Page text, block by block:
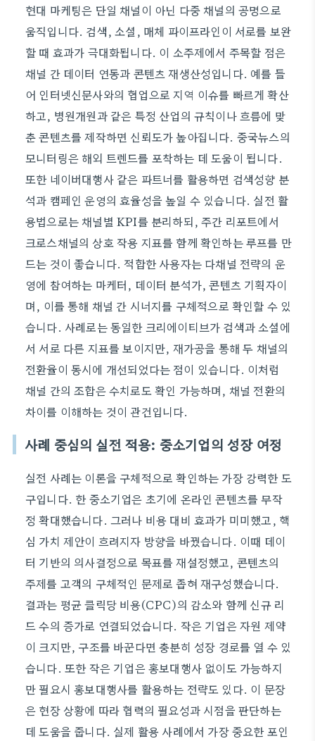
현대 마케팅은 단일 채널이 아닌 다중 채널의 공명으로
움직입니다. 검색, 소셜, 매체 파이프라인이 서로를 보완
할 때 효과가 극대화됩니다. 이 소주제에서 주목할 점은
채널 간 데이터 연동과 콘텐츠 재생산성입니다. 예를 들
어 인터넷신문사와의 협업으로 지역 이슈를 빠르게 확산
하고, 병원개원과 같은 특정 산업의 규칙이나 흐름에 맞
춘 콘텐츠를 제작하면 신뢰도가 높아집니다. 중국뉴스의
모니터링은 해외 트렌드를 포착하는 데 도움이 됩니다.
또한 네이버대행사 같은 파트너를 활용하면 검색성향 분
석과 캠페인 운영의 효율성을 높일 수 있습니다. 실전 활
용법으로는 채널별 KPI를 분리하되, 주간 리포트에서
크로스채널의 상호 작용 지표를 함께 확인하는 루프를 만
드는 것이 좋습니다. 적합한 사용자는 다채널 전략의 운
영에 참여하는 마케터, 데이터 분석가, 콘텐츠 기획자이
며, 이를 통해 채널 간 시너지를 구체적으로 확인할 수 있
습니다. 사례로는 동일한 크리에이티브가 검색과 소셜에
서 서로 다른 지표를 보이지만, 재가공을 통해 두 채널의
전환율이 동시에 개선되었다는 점이 있습니다. 이처럼
채널 간의 조합은 수치로도 확인 가능하며, 채널 전환의
차이를 이해하는 것이 관건입니다.
사례 중심의 실전 적용: 중소기업의 성장 여정
실전 사례는 이론을 구체적으로 확인하는 가장 강력한 도
구입니다. 한 중소기업은 초기에 온라인 콘텐츠를 무작
정 확대했습니다. 그러나 비용 대비 효과가 미미했고, 핵
심 가치 제안이 흐려지자 방향을 바꿨습니다. 이때 데이
터 기반의 의사결정으로 목표를 재설정했고, 콘텐츠의
주제를 고객의 구체적인 문제로 좁혀 재구성했습니다.
결과는 평균 클릭당 비용(CPC)의 감소와 함께 신규 리
드 수의 증가로 연결되었습니다. 작은 기업은 자원 제약
이 크지만, 구조를 바꾼다면 충분히 성장 경로를 열 수 있
습니다. 또한 작은 기업은 홍보대행사 없이도 가능하지
만 필요시 홍보대행사를 활용하는 전략도 있다. 이 문장
은 현장 상황에 따라 협력의 필요성과 시점을 판단하는
데 도움을 줍니다. 실제 활용 사례에서 가장 중요한 포인